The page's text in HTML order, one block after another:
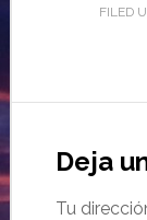
FILED
Deja
Tu